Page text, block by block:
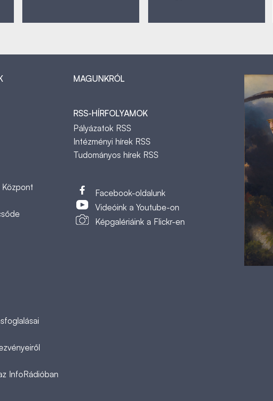
InfoRádióban
MAGUNKRÓL
RSS-HÍRFOLYAMOK
Pályázatok RSS
Intézményi hírek RSS
Tudományos hírek RSS
Facebook-oldalunk
Videóink a Youtube-on
Képgalériáink a Flickr-en